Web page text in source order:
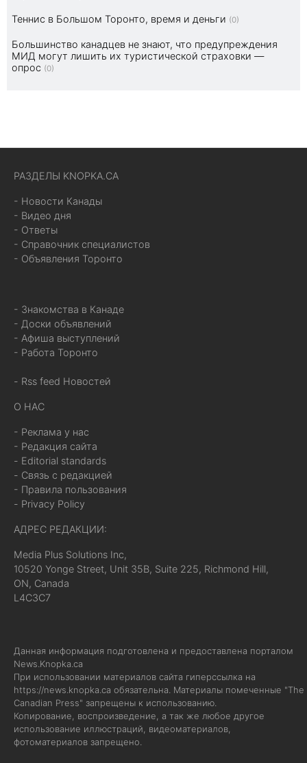
Теннис в Большом Торонто, время и деньги (0)
Большинство канадцев не знают, что предупреждения
МИД могут лишить их туристической страховки —
опрос (0)
РАЗДЕЛЫ KNOPKA.CA
- Новости Канады
- Видео дня
- Ответы
- Справочник специалистов
- Объявления Торонто
- Знакомства в Канаде
- Доски объявлений
- Афиша выступлений
- Работа Торонто
- Rss feed Новостей
О НАС
- Реклама у нас
- Редакция сайта
- Editorial standards
- Связь с редакцией
- Правила пользования
- Privacy Policy
АДРЕС РЕДАКЦИИ:
Media Plus Solutions Inc,
10520 Yonge Street, Unit 35B, Suite 225, Richmond Hill,
ON, Canada
L4C3C7
Данная информация подготовлена и предоставлена порталом
News.Knopka.ca
При использовании материалов сайта гиперссылка на
https://news.knopka.ca обязательна. Материалы помеченные "The
Canadian Press" запрещены к использованию.
Копирование, воспроизведение, а так же любое другое
использование иллюстраций, видеоматериалов,
фотоматериалов запрещено.